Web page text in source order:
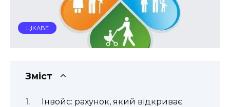
ЦІКАВЕ
Зміст
Інвойс: рахунок, який відкриває